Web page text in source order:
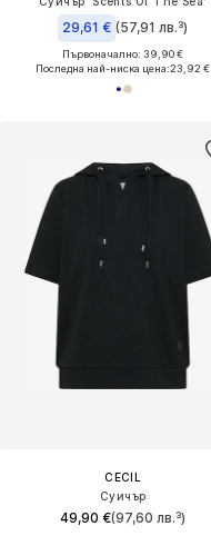
29,61 € (57,91 лв.³)
Първоначално: 39,90 €
Последна най-ниска цена:23,92 €
CECIL
Суичър
49,90 €(97,60 лв.³)